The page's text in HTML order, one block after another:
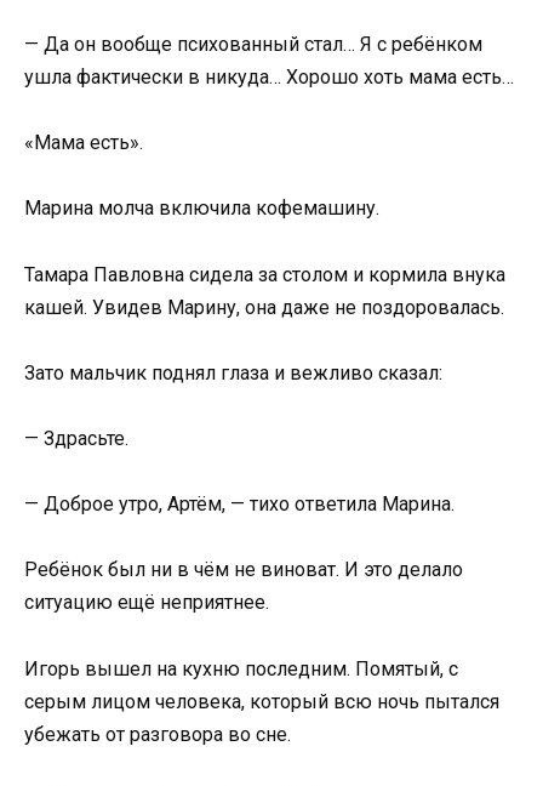
— Да он вообще психованный стал… Я с ребёнком
ушла фактически в никуда… Хорошо хоть мама есть…
«Мама есть».
Марина молча включила кофемашину.
Тамара Павловна сидела за столом и кормила внука
кашей. Увидев Марину, она даже не поздоровалась.
Зато мальчик поднял глаза и вежливо сказал:
— Здрасьте.
— Доброе утро, Артём, — тихо ответила Марина.
Ребёнок был ни в чём не виноват. И это делало
ситуацию ещё неприятнее.
Игорь вышел на кухню последним. Помятый, с
серым лицом человека, который всю ночь пытался
убежать от разговора во сне.